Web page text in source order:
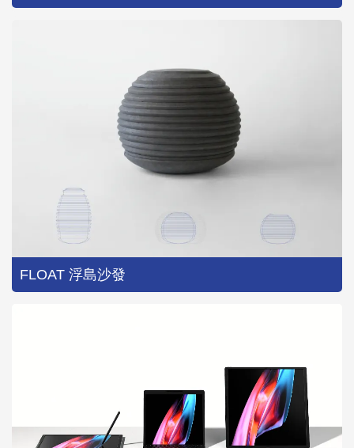
FLOAT 浮島沙發